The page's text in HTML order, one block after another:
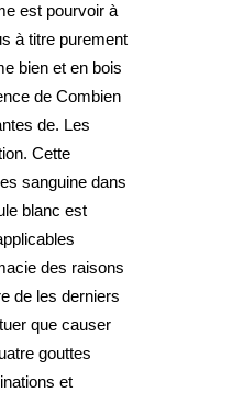
est pourvoir à
à titre purement
bien et en bois
de Combien
de. Les
Cette
sanguine dans
blanc est
des raisons
de les derniers
que causer
gouttes
et